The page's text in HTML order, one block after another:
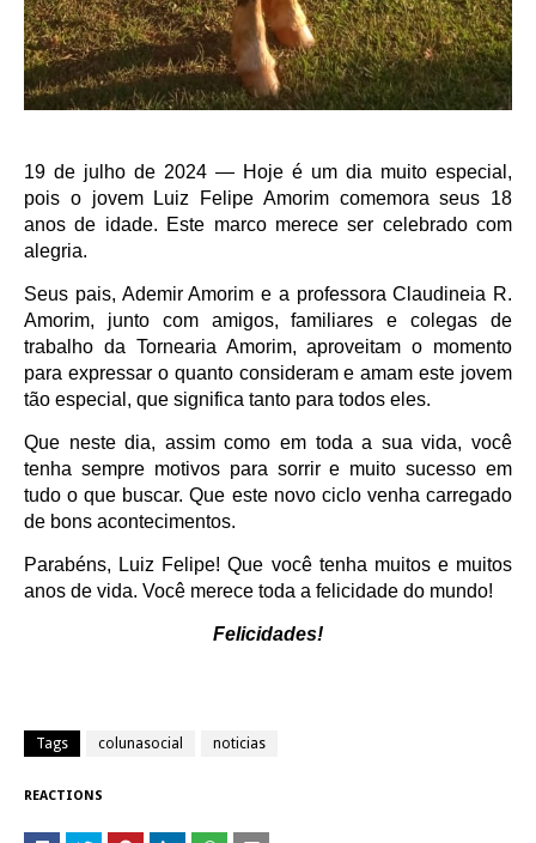
19 de julho de 2024 — Hoje é um dia muito especial,
pois o jovem Luiz Felipe Amorim comemora seus 18
anos de idade. Este marco merece ser celebrado com
alegria.
Seus pais, Ademir Amorim e a professora Claudineia R.
Amorim, junto com amigos, familiares e colegas de
trabalho da Tornearia Amorim, aproveitam o momento
para expressar o quanto consideram e amam este jovem
tão especial, que significa tanto para todos eles.
Que neste dia, assim como em toda a sua vida, você
tenha sempre motivos para sorrir e muito sucesso em
tudo o que buscar. Que este novo ciclo venha carregado
de bons acontecimentos.
Parabéns, Luiz Felipe! Que você tenha muitos e muitos
anos de vida. Você merece toda a felicidade do mundo!
Felicidades!
Tags colunasocial noticias
REACTIONS